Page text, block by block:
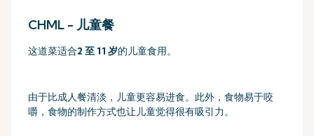
CHML - 儿童餐
这道菜适合2 至 11 岁的儿童食用。
由于比成人餐清淡，儿童更容易进食。此外，食物易于咬
嚼，食物的制作方式也让儿童觉得很有吸引力。